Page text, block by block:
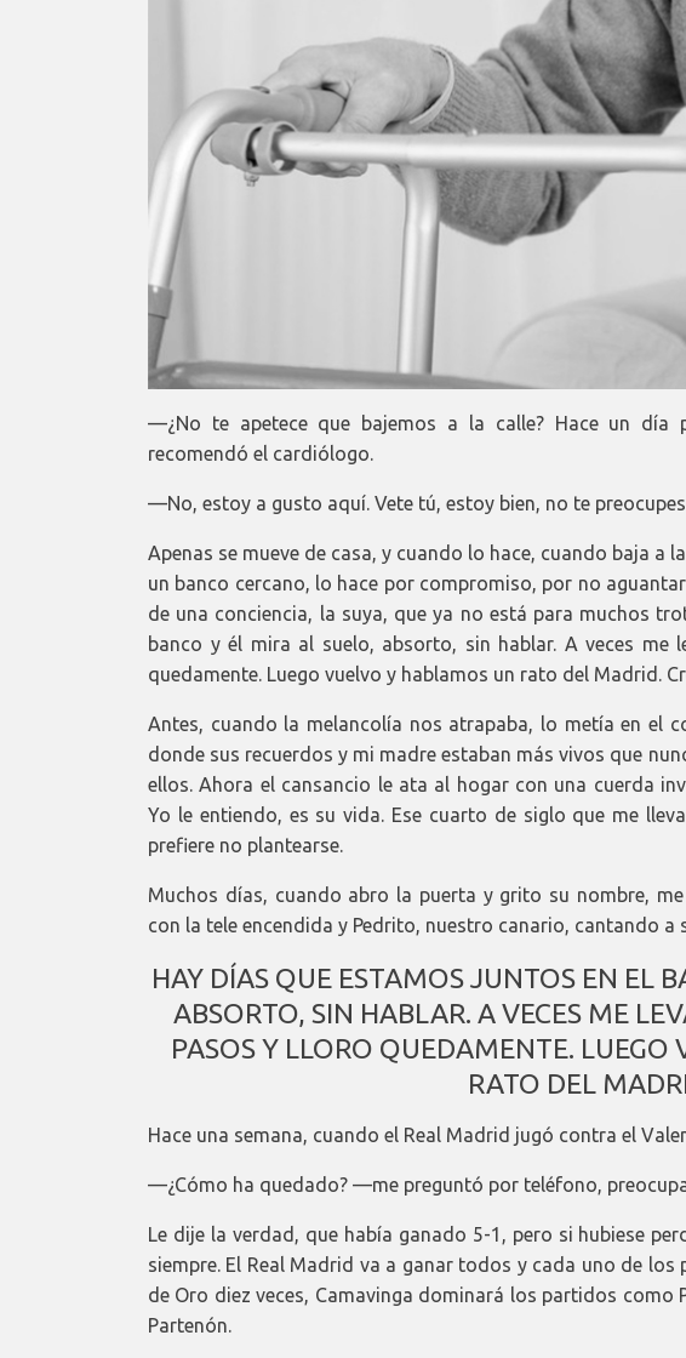
—¿No te apetece que bajemos a la calle? Hace un día
recomendó el cardiólogo.
—No, estoy a gusto aquí. Vete tú, estoy bien, no te
Apenas se mueve de casa, y cuando lo hace, cuando baja a
un banco cercano, lo hace por compromiso, por no
de una conciencia, la suya, que ya no está para muchos
banco y él mira al suelo, absorto, sin hablar. A veces me
quedamente. Luego vuelvo y hablamos un rato del Madrid.
Antes, cuando la melancolía nos atrapaba, lo metía en el
donde sus recuerdos y mi madre estaban más vivos que
ellos. Ahora el cansancio le ata al hogar con una cuerda
Yo le entiendo, es su vida. Ese cuarto de siglo que me
prefiere no plantearse.
Muchos días, cuando abro la puerta y grito su nombre,
con la tele encendida y Pedrito, nuestro canario, cantando a
HAY DÍAS QUE ESTAMOS JUNTOS EN EL
ABSORTO, SIN HABLAR. A VECES ME
PASOS Y LLORO QUEDAMENTE.
RATO DEL
Hace una semana, cuando el Real Madrid jugó contra el
—¿Cómo ha quedado? —me preguntó por teléfono,
Le dije la verdad, que había ganado 5-1, pero si hubiese
siempre. El Real Madrid va a ganar todos y cada uno de
de Oro diez veces, Camavinga dominará los partidos como
Partenón.